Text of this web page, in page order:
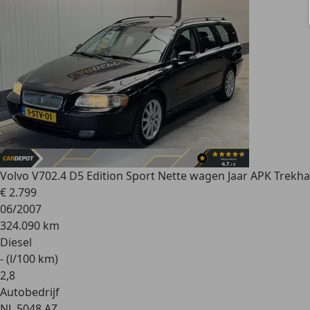
Volvo V702.4 D5 Edition Sport Nette wagen Jaar APK
€ 2.799
06/2007
324.090 km
Diesel
- (l/100 km)
2,8
Autobedrijf